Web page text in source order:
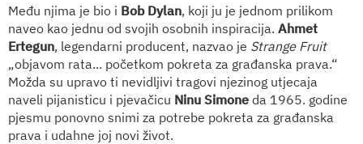
Među njima je bio i Bob Dylan, koji ju je jednom prilikom
naveo kao jednu od svojih osobnih inspiracija. Ahmet
Ertegun, legendarni producent, nazvao je Strange Fruit
„objavom rata... početkom pokreta za građanska prava.“
Možda su upravo ti nevidljivi tragovi njezinog utjecaja
naveli pijanisticu i pjevačicu Ninu Simone da 1965. godine
pjesmu ponovno snimi za potrebe pokreta za građanska
prava i udahne joj novi život.